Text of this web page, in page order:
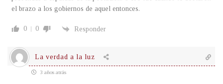
el brazo a los gobiernos de aquel entonces.
0 0 Responder
La verdad a la luz
3 años atrás